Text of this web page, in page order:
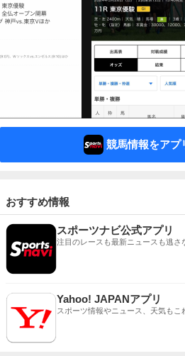
競馬情報をアプ
おすすめ情報
スポーツナビ公式アプリ
注目のレースも最新ニュースも逃さ
Yahoo! JAPANアプリ
スポーツ情報やニュース、天気もこ